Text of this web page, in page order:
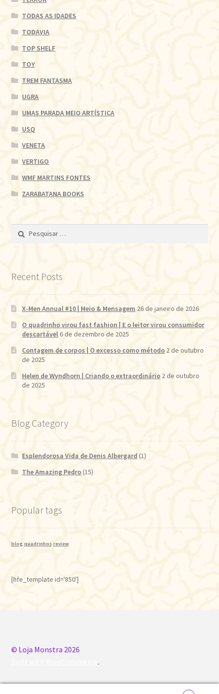
TODAS AS IDADES
TODAVIA
TOP SHELF
TOY
TREM FANTASMA
UGRA
UMAS PARADA MEIO ARTÍSTICA
USQ
VENETA
VERTIGO
WMF MARTINS FONTES
ZARABATANA BOOKS
Recent Posts
X-Men Annual #10 | Meio & Mensagem 26 de janeiro de 2026
O quadrinho virou fast fashion | E o leitor virou consumidor
descartável 6 de dezembro de 2025
Contagem de corpos | O excesso como método 2 de outubro
de 2025
Helen de Wyndhorn | Criando o extraordinário 2 de outubro
de 2025
Blog Category
Esplendorosa Vida de Denis Albergard (1)
The Amazing Pedro (15)
Popular tags
blog quadrinhos review
[hfe_template id='850']
© Loja Monstra 2026
.